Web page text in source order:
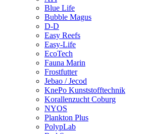
Blue Life
Bubble Magus
D-D
Easy Reefs
Easy-Life
EcoTech
Fauna Marin
Frostfutter
Jebao / Jecod
KnePo Kunststofftechnik
Korallenzucht Coburg
NYOS
Plankton Plus
PolypLab